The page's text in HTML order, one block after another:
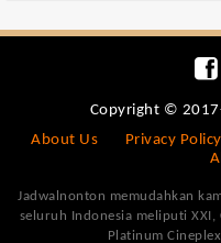
Copyright ©
About Us
Privacy Policy
Jadwalnonton memudahkan
seluruh Indonesia meliputi XXI,
Platinum